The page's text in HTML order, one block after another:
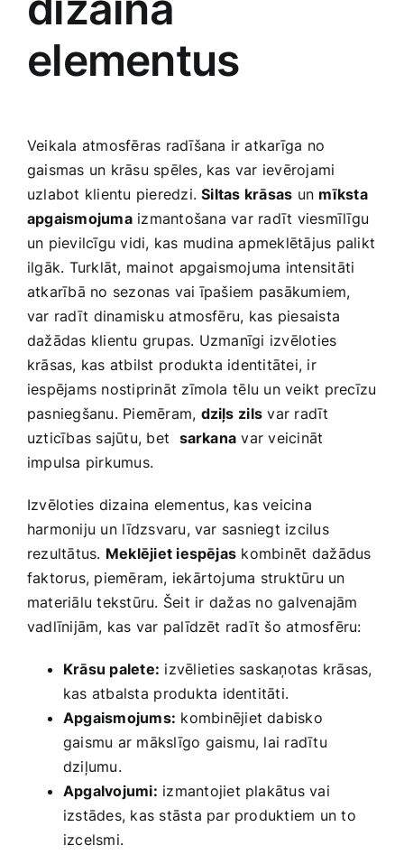
elementus
Veikala atmosfēras radīšana ir atkarīga no
gaismas un krāsu spēles, kas var ievērojami
uzlabot klientu pieredzi.Siltas krāsas un mīksta​
apgaismojumaizmantošana⁢ var radīt viesmīlīgu ​
un pievilcīgu vidi, kas​ mudina apmeklētājus‌ palikt
ilgāk. Turklāt, mainot apgaismojuma intensitāti
atkarībā no‌ sezonas vai īpašiem ⁤pasākumiem,
var radīt ⁣dinamisku atmosfēru, kas ⁣piesaista
dažādas klientu grupas. Uzmanīgi izvēloties
krāsas, kas atbilst⁢ produkta​ identitātei, ir
iespējams nostiprināt zīmola ⁤tēlu un veikt precīzu
pasniegšanu. Piemēram, dziļs⁢ zils var radīt
uzticības sajūtu, bet ‌ sarkana var veicināt
impulsa pirkumus.
Izvēloties dizaina elementus, kas veicina
harmoniju un ⁢līdzsvaru, var sasniegt izcilus
rezultātus. Meklējiet​ iespējas kombinēt⁢ dažādus
faktorus, ‌piemēram, iekārtojuma ‌struktūru un
materiālu tekstūru. Šeit ⁤ir dažas no galvenajām
vadlīnijām, kas var ‍palīdzēt radīt šo atmosfēru:
Krāsu palete: izvēlieties saskaņotas‍ krāsas,
kas ‌atbalsta⁤ produkta identitāti.
Apgaismojums: kombinējiet dabisko
gaismu ar mākslīgo gaismu, lai radītu
dziļumu.
Apgalvojumi: izmantojiet plakātus vai
izstādes,‍ kas stāsta par produktiem un to
izcelsmi.